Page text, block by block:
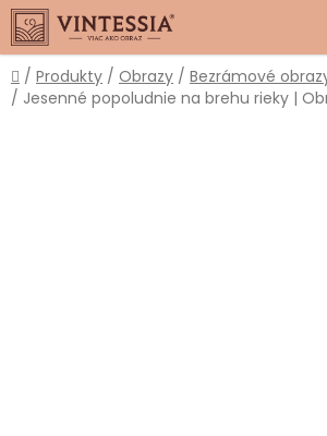
Prejsť
na
obsah
Domov
/ Produkty / Obrazy / Bezrámové
/ Jesenné popoludnie na brehu rieky |